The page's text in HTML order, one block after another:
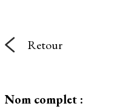
Retour
Nom complet :